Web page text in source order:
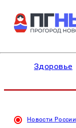
Здоровье
Новости России